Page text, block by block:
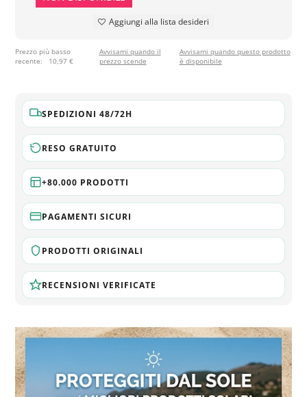
Aggiungi alla lista desideri
Prezzo più basso
recente:
10,97 €
Avvisami quando il
prezzo scende
Avvisami quando questo prodotto
è disponibile
SPEDIZIONI 48/72H
RESO GRATUITO
+80.000 PRODOTTI
PAGAMENTI SICURI
PRODOTTI ORIGINALI
RECENSIONI VERIFICATE